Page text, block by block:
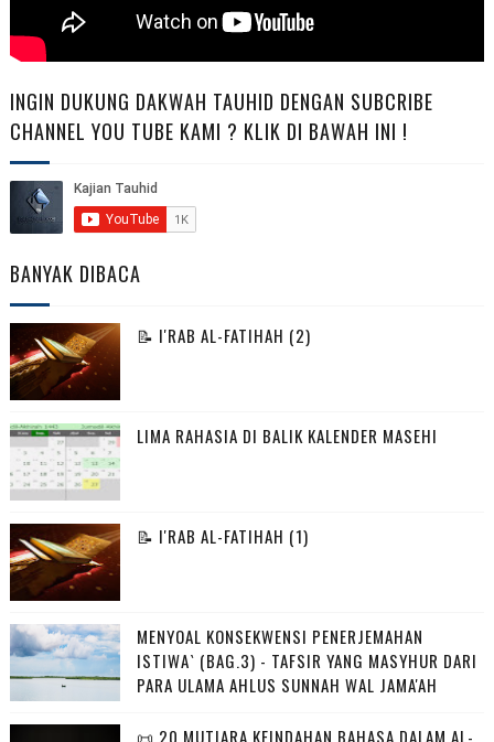
INGIN DUKUNG DAKWAH TAUHID DENGAN SUBCRIBE
CHANNEL YOU TUBE KAMI ? KLIK DI BAWAH INI !
BANYAK DIBACA
📝 I'RAB AL-FATIHAH (2)
LIMA RAHASIA DI BALIK KALENDER MASEHI
📝 I'RAB AL-FATIHAH (1)
MENYOAL KONSEKWENSI PENERJEMAHAN
ISTIWA` (BAG.3) - TAFSIR YANG MASYHUR DARI
PARA ULAMA AHLUS SUNNAH WAL JAMA'AH
📜 20 MUTIARA KEINDAHAN BAHASA DALAM AL-